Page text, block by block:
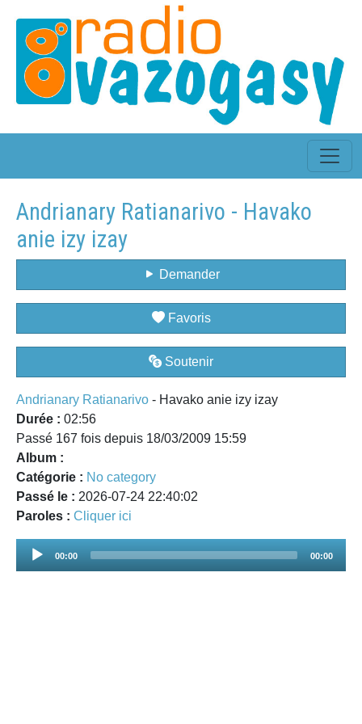
Andrianary Ratianarivo - Havako
anie izy izay
Demander
Favoris
Soutenir
Andrianary Ratianarivo - Havako anie izy izay
Durée : 02:56
Passé 167 fois depuis 18/03/2009 15:59
Album :
Catégorie : No category
Passé le : 2026-07-24 22:40:02
Paroles : Cliquer ici
Audio
00:00 00:00